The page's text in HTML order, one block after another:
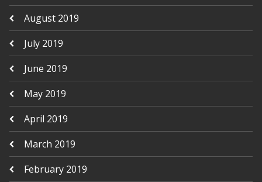
August 2019
July 2019
June 2019
May 2019
April 2019
March 2019
February 2019